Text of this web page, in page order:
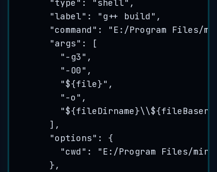
"type" : " shell" ,
"label" : " g++ build " ,
"command" : " E:/Program Files/
"args" : [
" -g3 " ,
" -O0 " ,
"${file}" ,
" -o " ,
"${fileDirname}\\
],
"options" : {
"cwd" : " E:/Program Files/
},